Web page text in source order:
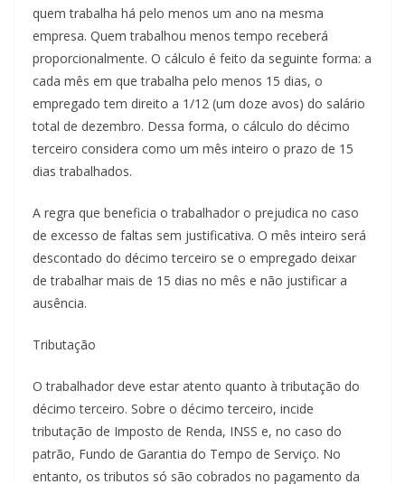
quem trabalha há pelo menos um ano na mesma
empresa. Quem trabalhou menos tempo receberá
proporcionalmente. O cálculo é feito da seguinte forma: a
cada mês em que trabalha pelo menos 15 dias, o
empregado tem direito a 1/12 (um doze avos) do salário
total de dezembro. Dessa forma, o cálculo do décimo
terceiro considera como um mês inteiro o prazo de 15
dias trabalhados.
A regra que beneficia o trabalhador o prejudica no caso
de excesso de faltas sem justificativa. O mês inteiro será
descontado do décimo terceiro se o empregado deixar
de trabalhar mais de 15 dias no mês e não justificar a
ausência.
Tributação
O trabalhador deve estar atento quanto à tributação do
décimo terceiro. Sobre o décimo terceiro, incide
tributação de Imposto de Renda, INSS e, no caso do
patrão, Fundo de Garantia do Tempo de Serviço. No
entanto, os tributos só são cobrados no pagamento da